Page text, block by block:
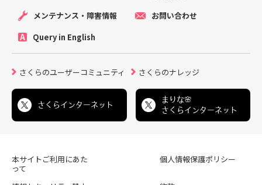
メンテナンス・障害情報
お問い合わせ
Query in English
さくらのユーザーコミュニティ さくらのナレッジ
さくらインターネット
まりな🌸
さくらインターネット
本サイトご利用にあた
って
個人情報保護ポリシー